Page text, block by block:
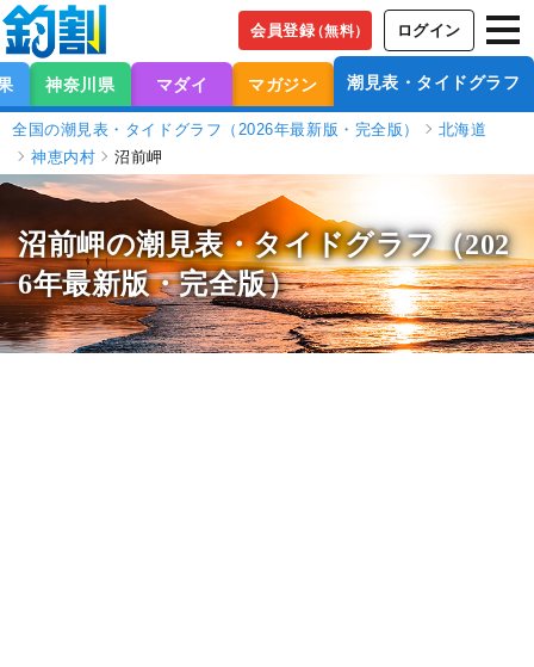
会員登録（無料） ログイン
神奈川県 マダイ マガジン 潮見表・タイドグラフ
全国の潮見表・タイドグラフ（2026年最新版・完全版）
北海道
神恵内村
沼前岬
沼前岬の潮見表・タイドグラフ（202
6年最新版・完全版）